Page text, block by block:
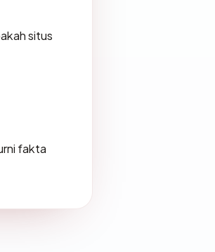
situs
fakta